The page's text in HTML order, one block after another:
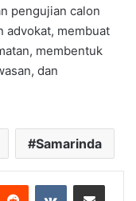
pengujian calon
advokat, membuat
membentuk
dan
Samarinda
Reddit VKontakteShare via Email